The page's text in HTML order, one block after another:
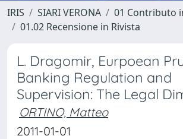
IRIS SIARI VERONA
01 Contributo
01.02 Recensione in Rivista
L. Dragomir, Eurpoean
Banking Regulation and
Supervision: The Legal
ORTINO, Matteo
2011-01-01